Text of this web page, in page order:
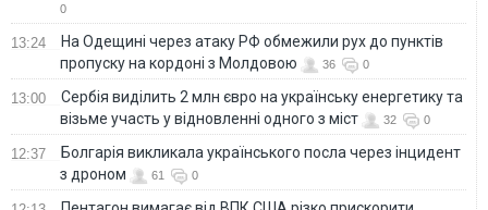
0
13:24
На Одещині через атаку РФ обмежили рух до пунктів
пропуску на кордоні з Молдовою
36 0
13:00
Сербія виділить 2 млн євро на українську енергетику та
візьме участь у відновленні одного з міст
32 0
12:37
Болгарія викликала українського посла через інцидент
з дроном
61 0